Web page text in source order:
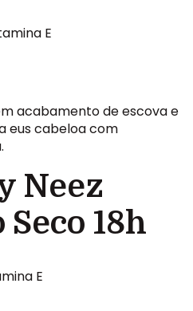
E
acabamento de escova e
eus cabeloa com
Neez
18h
E